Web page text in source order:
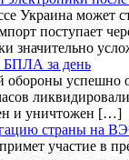
Украина может
поступает
значительно
БПЛА за день
успешно
ликвидировали
и уничтожен […]
страны на
участие в